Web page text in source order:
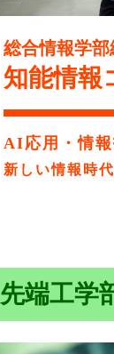
総合情報学
知能情報
AI応用・情
新しい情報時
先端工学